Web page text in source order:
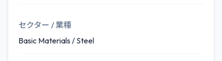
セクター / 業種
Basic Materials / Steel